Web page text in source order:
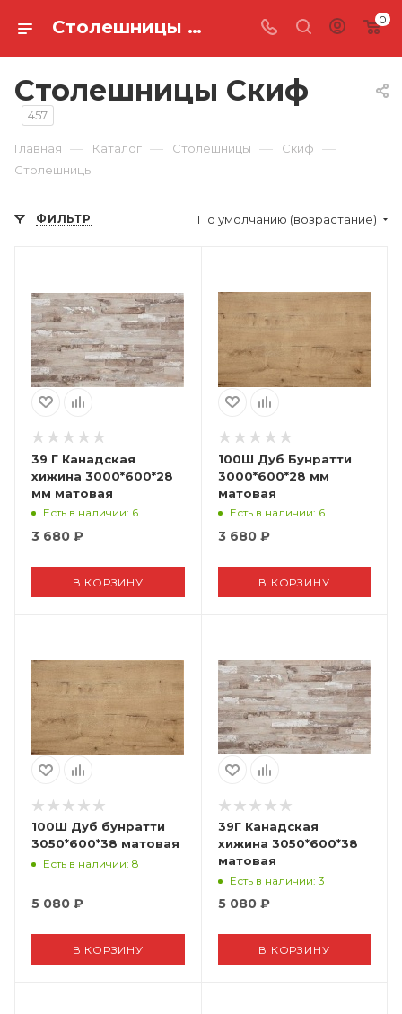
Столешницы — купить по выгодной цене в интернет‑магазине I Мебельные запчасти 0
Столешницы Скиф
457
Главная — Каталог — Столешницы — Скиф —
Столешницы
ФИЛЬТР По умолчанию (возрастание)
39 Г Канадская
хижина 3000*600*28
мм матовая
Есть в наличии: 6
3 680 ₽
В КОРЗИНУ
100Ш Дуб Бунратти
3000*600*28 мм
матовая
Есть в наличии: 6
3 680₽
В КОРЗИНУ
100Ш Дуб бунратти
3050*600*38 матовая
Есть в наличии: 8
5 080 ₽
В КОРЗИНУ
39Г Канадская
хижина 3050*600*38
матовая
Есть в наличии: 3
5 080₽
В КОРЗИНУ